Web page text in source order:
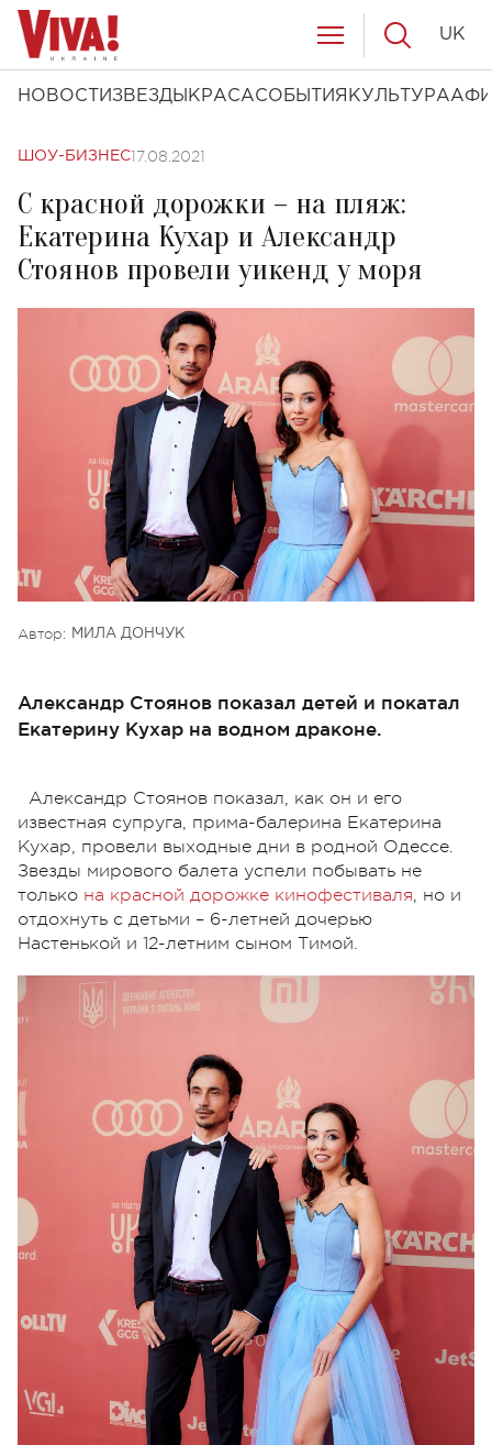
НОВОСТИ ЗВЕЗДЫ КРАСАСОБЫТИЯ КУЛЬТУРА
UK
ШОУ-БИЗНЕС17.08.2021
С красной дорожки – на пляж:
Екатерина Кухар и Александр
Стоянов провели уикенд у моря
Автор: МИЛА ДОНЧУК
Александр Стоянов показал детей и покатал
Екатерину Кухар на водном драконе.
Александр Стоянов показал, как он и его
известная супруга, прима-балерина Екатерина
Кухар, провели выходные дни в родной Одессе.
Звезды мирового балета успели побывать не
только на красной дорожке кинофестиваля, но и
отдохнуть с детьми – 6-летней дочерью
Настенькой и 12-летним сыном Тимой.